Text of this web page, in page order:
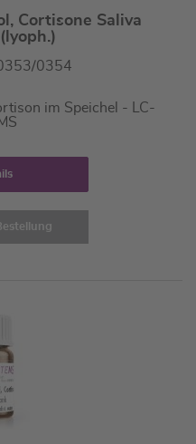
Cortisone Saliva
0354
im Speichel - LC-